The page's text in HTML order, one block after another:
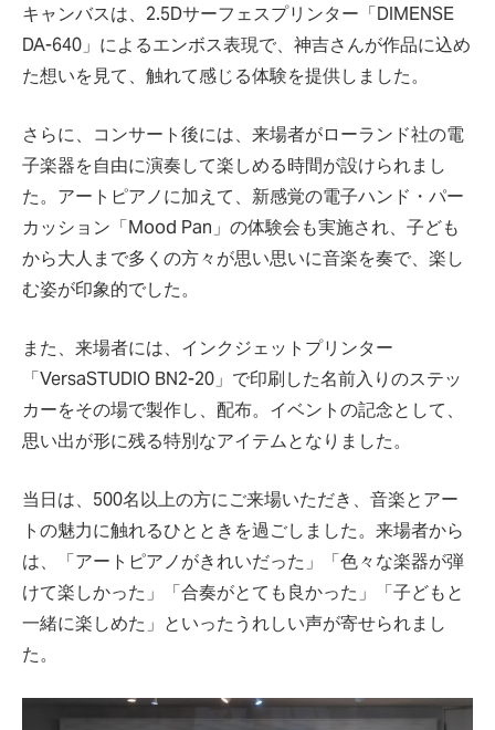
キャンバスは、2.5Dサーフェスプリンター「DIMENSE
DA-640」によるエンボス表現で、神吉さんが作品に込め
た想いを見て、触れて感じる体験を提供しました。
さらに、コンサート後には、来場者がローランド社の電
子楽器を自由に演奏して楽しめる時間が設けられまし
た。アートピアノに加えて、新感覚の電子ハンド・パー
カッション「Mood Pan」の体験会も実施され、子ども
から大人まで多くの方々が思い思いに音楽を奏で、楽し
む姿が印象的でした。
また、来場者には、インクジェットプリンター
「VersaSTUDIO BN2-20」で印刷した名前入りのステッ
カーをその場で製作し、配布。イベントの記念として、
思い出が形に残る特別なアイテムとなりました。
当日は、500名以上の方にご来場いただき、音楽とアー
トの魅力に触れるひとときを過ごしました。来場者から
は、「アートピアノがきれいだった」「色々な楽器が弾
けて楽しかった」「合奏がとても良かった」「子どもと
一緒に楽しめた」といったうれしい声が寄せられまし
た。